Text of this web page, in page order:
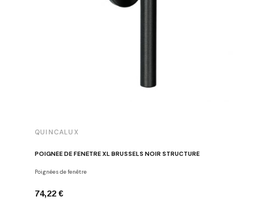
QUINCALUX
POIGNÉE DE FENÊTRE XL BRUSSELS NOIR STRUCTURÉ
Poignées de fenêtre
74,22 €